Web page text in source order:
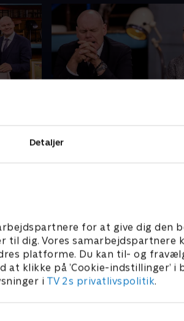
Detaljer
for at give dig den
til dig. Vores samarbejdspartnere
platforme. Du kan til- og
klikke på ’Cookie-indstillinger’ i
i TV 2s privatlivspolitik.
kendte
Lasse Rimmer er klar med